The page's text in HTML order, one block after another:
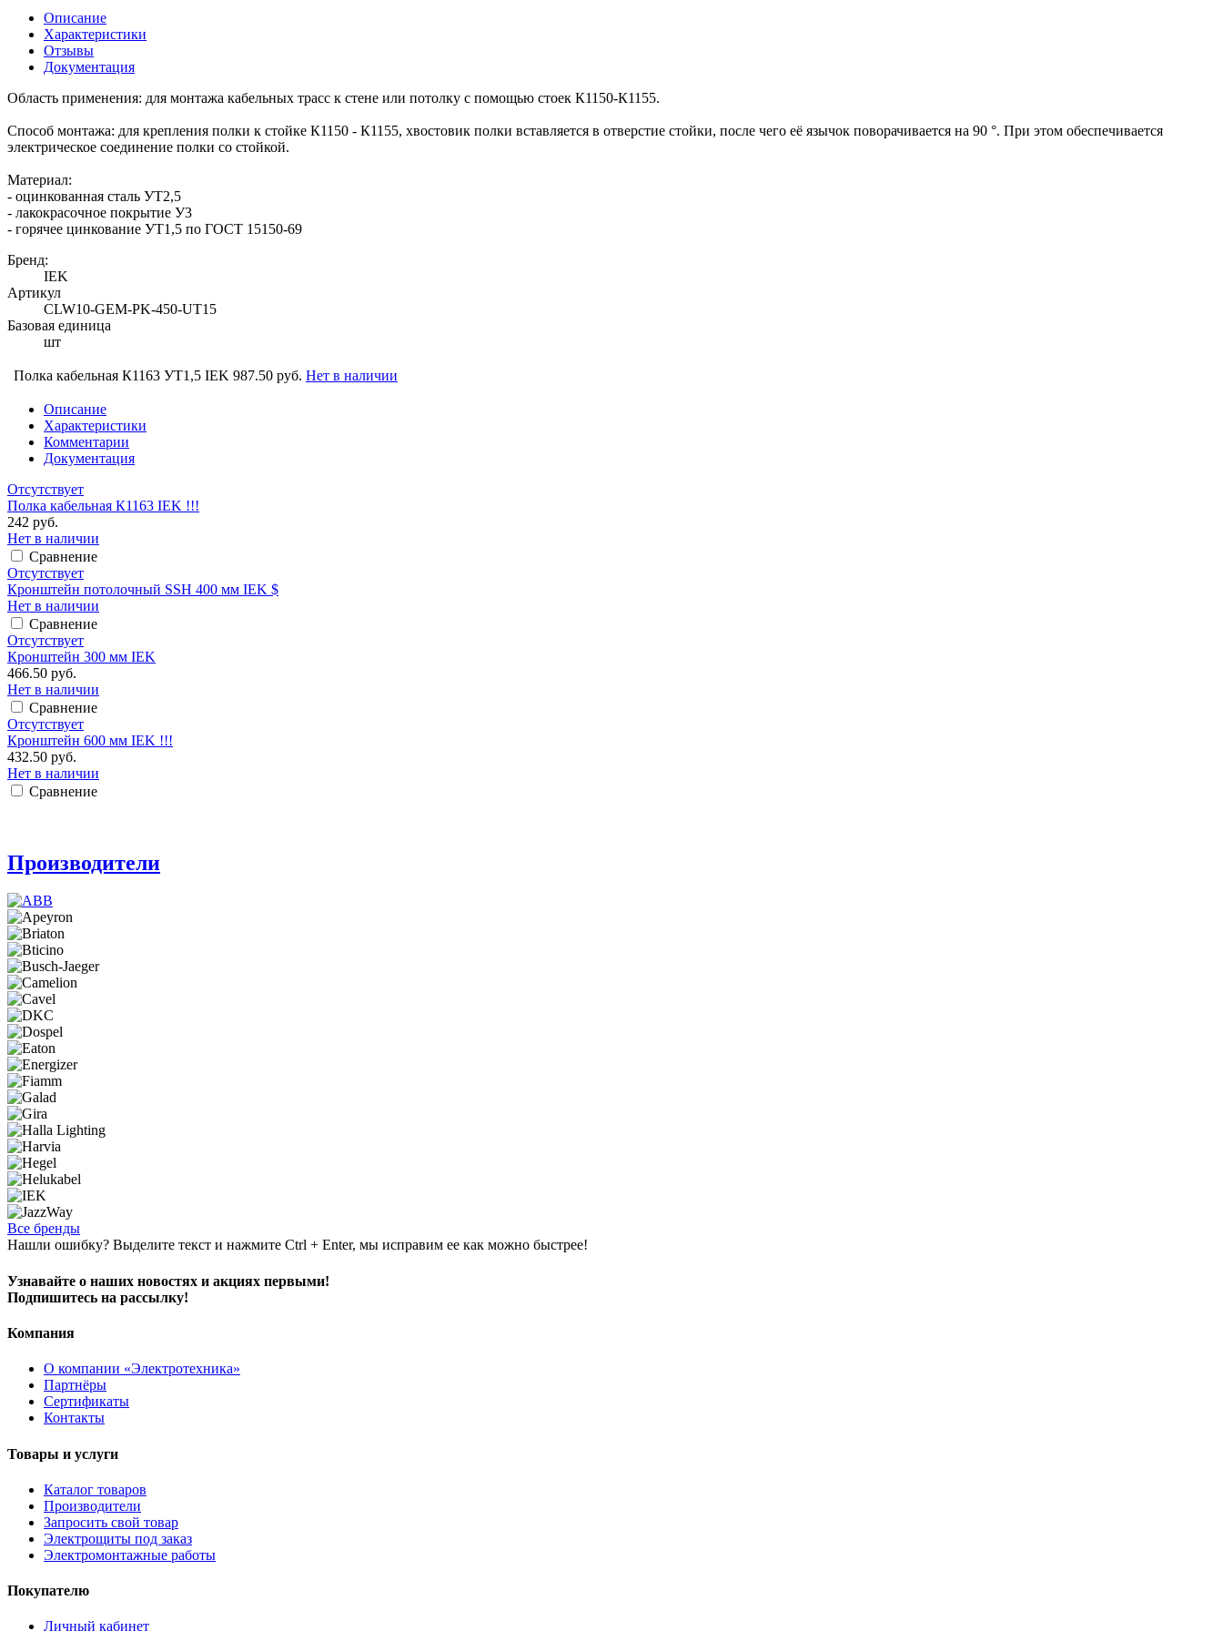
Описание
Характеристики
Отзывы
Документация
Область применения: для монтажа кабельных трасс к стене или потолку с помощью стоек К1150-К1155.
Способ монтажа: для крепления полки к стойке К1150 - К1155, хвостовик полки вставляется в отверстие стойки, после чего её язычок поворачивается на 90 °. При этом обеспечивается
электрическое соединение полки со стойкой.
Материал:
- оцинкованная сталь УТ2,5
- лакокрасочное покрытие У3
- горячее цинкование УТ1,5 по ГОСТ 15150-69
Бренд:
IEK
Артикул
CLW10-GEM-PK-450-UT15
Базовая единица
шт
Полка кабельная К1163 УТ1,5 IEK 987.50 руб. Нет в наличии
Описание
Характеристики
Комментарии
Документация
Отсутствует
Полка кабельная К1163 IEK !!!
242 руб.
Нет в наличии
Сравнение
Отсутствует
Кронштейн потолочный SSH 400 мм IEK $
Нет в наличии
Сравнение
Отсутствует
Кронштейн 300 мм IEK
466.50 руб.
Нет в наличии
Сравнение
Отсутствует
Кронштейн 600 мм IEK !!!
432.50 руб.
Нет в наличии
Сравнение
Производители
Все бренды
Нашли ошибку? Выделите текст и нажмите Ctrl + Enter, мы исправим ее как можно быстрее!
Узнавайте о наших новостях и акциях первыми!
Подпишитесь на рассылку!
Компания
О компании «Электротехника»
Партнёры
Сертификаты
Контакты
Товары и услуги
Каталог товаров
Производители
Запросить свой товар
Электрощиты под заказ
Электромонтажные работы
Покупателю
Личный кабинет